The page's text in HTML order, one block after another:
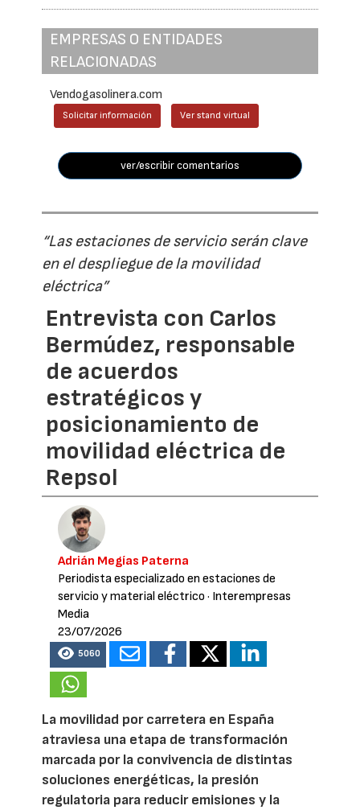
EMPRESAS O ENTIDADES
RELACIONADAS
Vendogasolinera.com
Solicitar información Ver stand virtual
ver/escribir comentarios
“Las estaciones de servicio serán clave
en el despliegue de la movilidad
eléctrica”
Entrevista con Carlos
Bermúdez, responsable
de acuerdos
estratégicos y
posicionamiento de
movilidad eléctrica de
Repsol
Adrián Megías Paterna
Periodista especializado en estaciones de
servicio y material eléctrico · Interempresas
Media
23/07/2026
5060
La movilidad por carretera en España
atraviesa una etapa de transformación
marcada por la convivencia de distintas
soluciones energéticas, la presión
regulatoria para reducir emisiones y la